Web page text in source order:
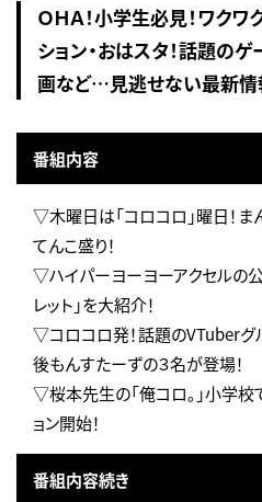
ＯＨＡ！小学生必見！ワク
ション・おはスタ！話題のゲ
画など…見逃せない最新情
番組内容
▽木曜日は「コロコロ」曜日！ま
てんこ盛り！
▽ハイパーヨーヨーアクセルの
レット」を大紹介！
▽コロコロ発！話題のVTuberグ
後もんすたーずの３名が登場！
▽桜本先生の「俺コロ。」小学校
ョン開始！
番組内容続き